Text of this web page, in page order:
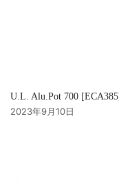
U.L. Alu.Pot 700
2023年9月10日